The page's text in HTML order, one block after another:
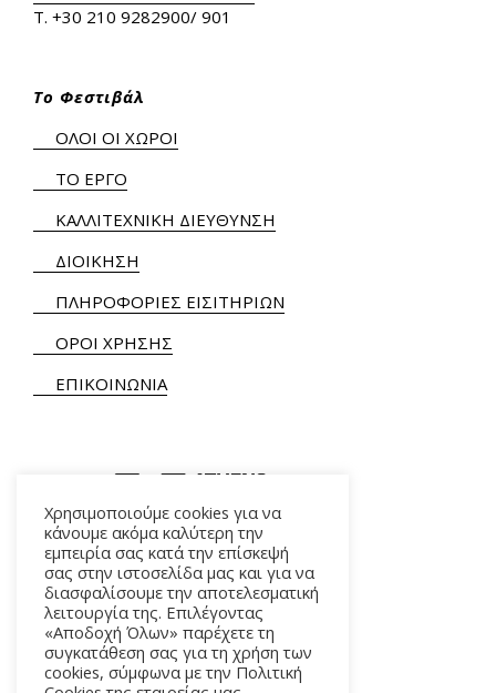
Τ. +30 210 9282900/ 901
Το Φεστιβάλ
ΟΛΟΙ ΟΙ ΧΩΡΟΙ
ΤΟ ΕΡΓΟ
ΚΑΛΛΙΤΕΧΝΙΚΗ ΔΙΕΥΘΥΝΣΗ
ΔΙΟΙΚΗΣΗ
ΠΛΗΡΟΦΟΡΙΕΣ ΕΙΣΙΤΗΡΙΩΝ
ΟΡΟΙ ΧΡΗΣΗΣ
ΕΠΙΚΟΙΝΩΝΙΑ
ΑΛΚΜΗΝΗΣ 5 – 118 54 ΑΘΗΝΑ
Χρησιμοποιούμε cookies για να
κάνουμε ακόμα καλύτερη την
εμπειρία σας κατά την επίσκεψή
σας στην ιστοσελίδα μας και για να
διασφαλίσουμε την αποτελεσματική
λειτουργία της. Επιλέγοντας
«Αποδοχή Όλων» παρέχετε τη
συγκατάθεση σας για τη χρήση των
cookies, σύμφωνα με την Πολιτική